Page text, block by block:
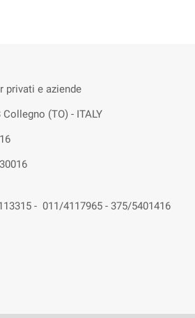
privati e aziende
(TO) - ITALY
- 011/4117965 - 375/5401416